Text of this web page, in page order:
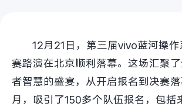
Y600 Turbo
iQOO Z11i
12月21日，第三届vivo蓝河操
赛路演在北京顺利落幕。这场汇聚
者智慧的盛宴，从开启报名到决赛
月，吸引了150多个队伍报名，包括